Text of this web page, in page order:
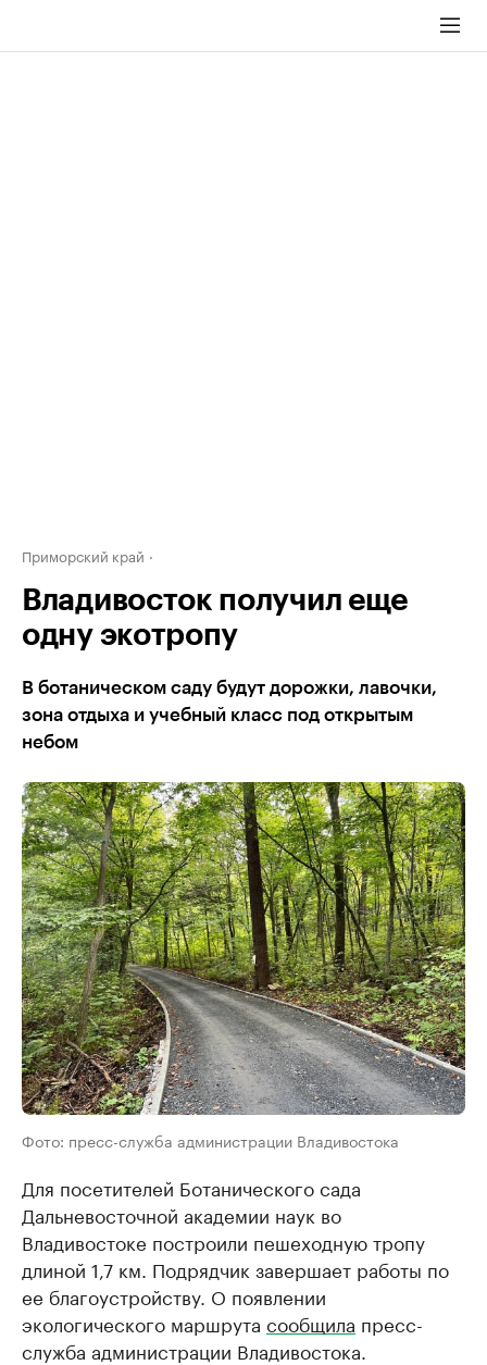
Приморский край
Владивосток получил еще
одну экотропу
В ботаническом саду будут дорожки, лавочки,
зона отдыха и учебный класс под открытым
небом
Фото: пресс-служба администрации Владивостока
Для посетителей Ботанического сада
Дальневосточной академии наук во
Владивостоке построили пешеходную тропу
длиной 1,7 км. Подрядчик завершает работы по
ее благоустройству. О появлении
экологического маршрута сообщила пресс-
служба администрации Владивостока.